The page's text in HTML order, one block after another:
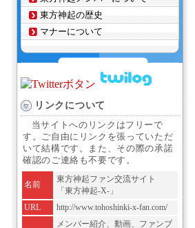
東方神起の歴史
マナーについて
リンクについて
当サイトへのリンクはフリーで
す。ご自由にリンクを張っていただ
いて結構です。また、その際の承諾
確認のご連絡も不要です。
名前
東方神起ファン交流サイト
「東方神起-X-」
URL
http://www.tohoshinki-x-fan.com/
メンバー紹介、動画、ファンブ